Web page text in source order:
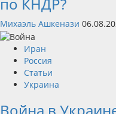
по КНДР?
Михаэль Ашкенази
Иран
Россия
Статьи
Украина
Война в